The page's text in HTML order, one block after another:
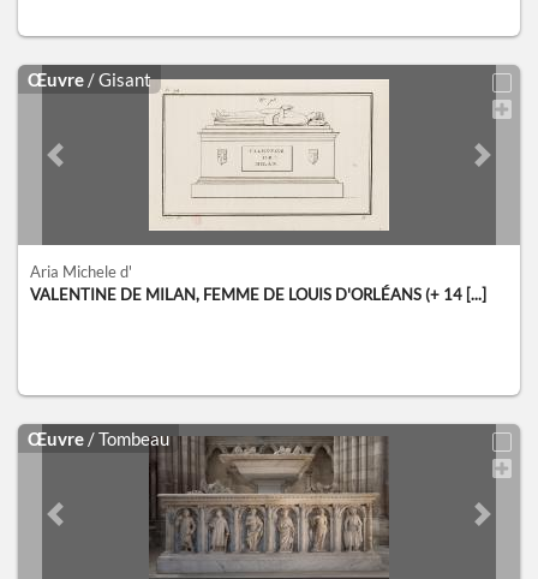
Œuvre / Gisant
Previous slide Next
Aria Michele d'
VALENTINE DE MILAN, FEMME DE LOUIS D'ORLÉANS (+ 14 [...]
Œuvre / Tombeau
Previous slide Next